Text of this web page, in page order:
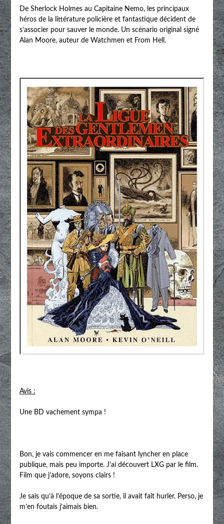
De Sherlock Holmes au Capitaine Nemo, les principaux
héros de la littérature policière et fantastique décident de
s’associer pour sauver le monde. Un scénario original signé
Alan Moore, auteur de Watchmen et From Hell.
Avis :
Une BD vachement sympa !
Bon, je vais commencer en me faisant lyncher en place
publique, mais peu importe. J’ai découvert LXG par le film.
Film que j’adore, soyons clairs !
Je sais qu’à l’époque de sa sortie, il avait fait hurler. Perso, je
m’en foutais j’aimais bien.